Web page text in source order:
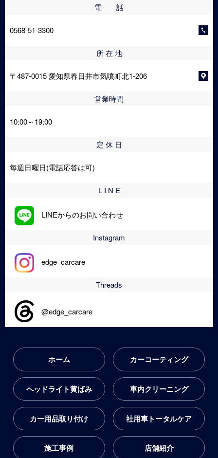
電 話
0568-51-3300
所 在 地
〒487-0015 愛知県春日井市気噴町北1-206
営業時間
10:00～19:00
定 休 日
毎週日曜日(電話応答は可)
L I N E
LINEからのお問い合わせ
Instagram
edge_carcare
Threads
@edge_carcare
ホーム カーコーティング
ヘッドライト黄ばみ 車内クリーニング
カー用品取り付け 社用車トータルケア
施工事例 店舗紹介